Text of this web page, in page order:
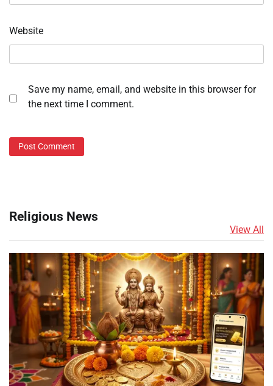
Website
Save my name, email, and website in this browser for
the next time I comment.
Religious News
View All